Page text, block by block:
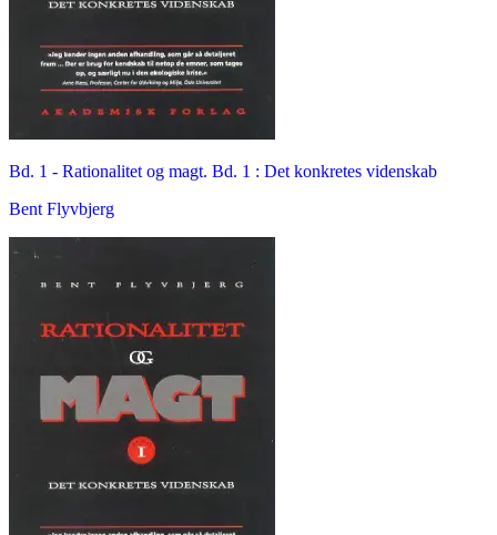
Bd. 1 - Rationalitet og magt. Bd. 1 : Det konkretes videnskab
Bent Flyvbjerg